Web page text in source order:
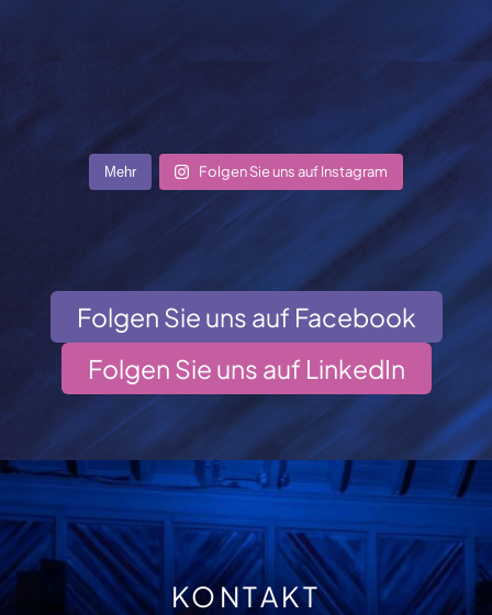
Mehr Folgen Sie uns auf Instagram
Folgen Sie uns auf Facebook
Folgen Sie uns auf LinkedIn
KONTAKT